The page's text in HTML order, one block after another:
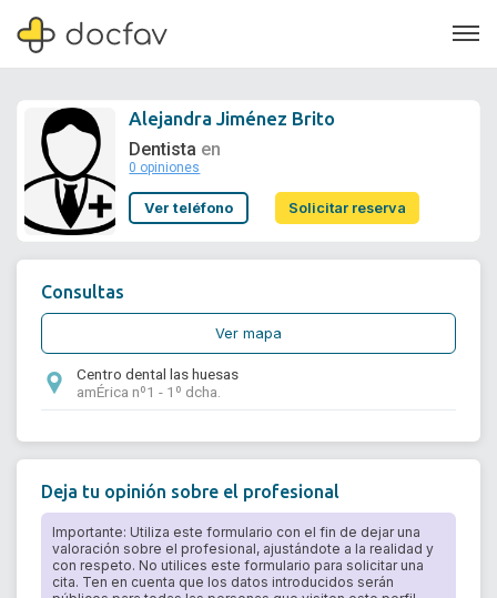
Soporte
Alejandra Jiménez Brito
Dentista en
0 opiniones
Ver teléfono Solicitar reserva
Consultas
Ver mapa
Centro dental las huesas
amÉrica nº1 - 1º dcha.
Deja tu opinión sobre el profesional
Importante: Utiliza este formulario con el fin de dejar una
valoración sobre el profesional, ajustándote a la realidad y
con respeto. No utilices este formulario para solicitar una
cita. Ten en cuenta que los datos introducidos serán